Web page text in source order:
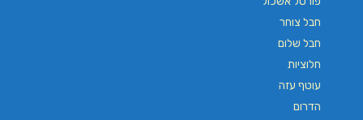
חבל צוחר
חבל שלום
חלוציות
עוטף עזה
הדרום